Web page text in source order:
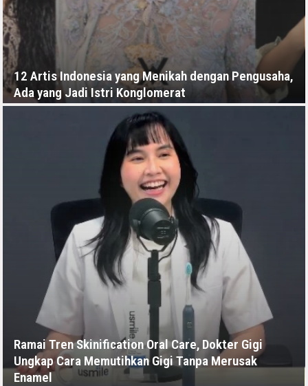
12 Artis Indonesia yang Menikah dengan Pengusaha,
Ada yang Jadi Istri Konglomerat
Ramai Tren Skinification Oral Care, Dokter Gigi
Ungkap Cara Memutihkan Gigi Tanpa Merusak
Enamel